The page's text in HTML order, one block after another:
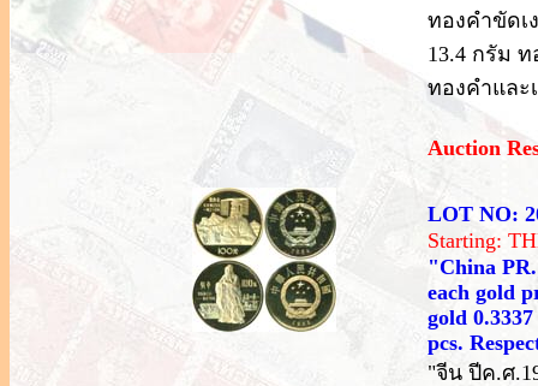
ทองคำขัดเ
13.4 กรัม
ทองคำและ
Auction
LOT NO:
Starting:
"China
each gold
gold
pcs.
"จีน ปีค.ศ